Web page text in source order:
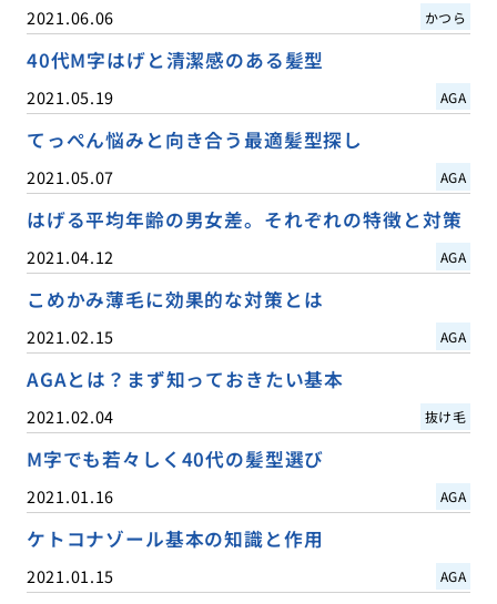
2021.06.06 かつら
40代M字はげと清潔感のある髪型
2021.05.19 AGA
てっぺん悩みと向き合う最適髪型探し
2021.05.07 AGA
はげる平均年齢の男女差。それぞれの特徴と対策
2021.04.12 AGA
こめかみ薄毛に効果的な対策とは
2021.02.15 AGA
AGAとは？まず知っておきたい基本
2021.02.04 抜け毛
M字でも若々しく40代の髪型選び
2021.01.16 AGA
ケトコナゾール基本の知識と作用
2021.01.15 AGA